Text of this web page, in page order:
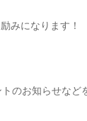
みになります！
のお知らせなど